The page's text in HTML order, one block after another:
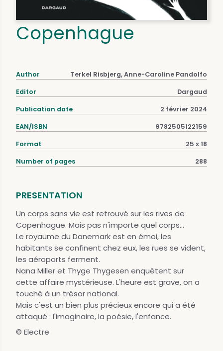
Copenhague
Author Terkel Risbjerg, Anne-Caroline Pandolfo
Editor Dargaud
Publication date 2 février 2024
EAN/ISBN 9782505122159
Format 25 x 18
Number of pages 288
PRESENTATION
Un corps sans vie est retrouvé sur les rives de
Copenhague. Mais pas n'importe quel corps...
Le royaume du Danemark est en émoi, les
habitants se confinent chez eux, les rues se vident,
les aéroports ferment.
Nana Miller et Thyge Thygesen enquêtent sur
cette affaire mystérieuse. L'heure est grave, on a
touché à un trésor national.
Mais c'est un bien plus précieux encore qui a été
attaqué : l'imaginaire, la poésie, l'enfance.
© Electre